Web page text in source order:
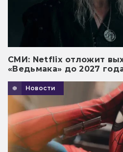
СМИ: Netflix отложит
«Ведьмака» до 2027
Новости